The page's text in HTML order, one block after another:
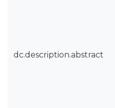
dc.description.abstract